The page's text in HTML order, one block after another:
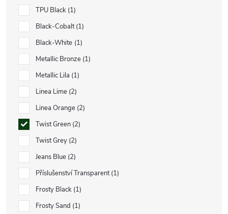
TPU Black 1
Black-Cobalt 1
Black-White 1
Metallic Bronze 1
Metallic Lila 1
Linea Lime 2
Linea Orange 2
Twist Green 2
Twist Grey 2
Jeans Blue 2
Příslušenství Transparent 1
Frosty Black 1
Frosty Sand 1